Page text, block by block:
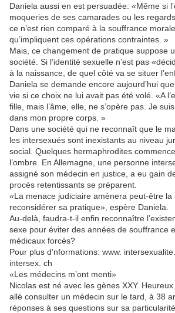
Daniela aussi en est persuadée: «Même si
moqueries de ses camarades ou les
ce n’est rien comparé à la souffrance
qu’impliquent ces opérations contraintes. »
Mais, ce changement de pratique suppose
société. Si l’identité sexuelle n’est pas
à la naissance, de quel côté va se situer
Daniela se demande encore aujourd’hui
vie si ce choix ne lui avait pas été volé. «A
fille, mais l’âme, elle, ne s’opère pas. Je
dans mon propre corps. »
Dans une société qui ne reconnaît que le
les intersexués sont inexistants au niveau
social. Quelques hermaphrodites
l’ombre. En Allemagne, une personne
assigné son médecin en justice, a eu gain
procès retentissants se préparent.
«La menace judiciaire amènera peut-être la
reconsidérer sa pratique», espère Daniela.
Au-delà, faudra-t-il enfin reconnaître
sexe pour éviter des années de souffrance
médicaux forcés?
Pour plus d’nformations: www.
intersex. ch
«Les médecins m’ont menti»
Nicolas est né avec les gènes XXY.
allé consulter un médecin sur le tard, à 38
réponses à ses questions sur sa